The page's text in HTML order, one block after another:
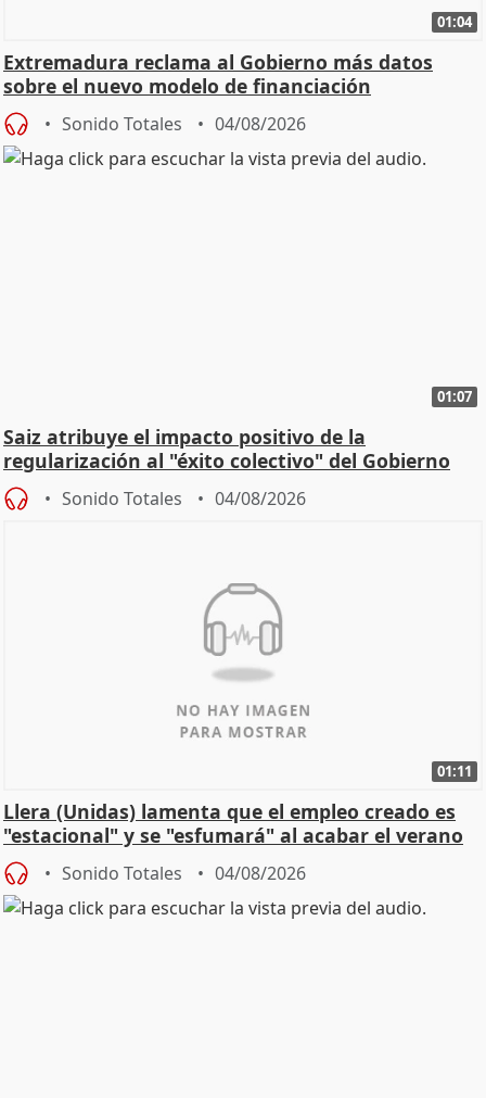
01:04
Extremadura reclama al Gobierno más datos
sobre el nuevo modelo de financiación
Sonido Totales 04/08/2026
01:07
Saiz atribuye el impacto positivo de la
regularización al "éxito colectivo" del Gobierno
Sonido Totales 04/08/2026
01:11
Llera (Unidas) lamenta que el empleo creado es
"estacional" y se "esfumará" al acabar el verano
Sonido Totales 04/08/2026